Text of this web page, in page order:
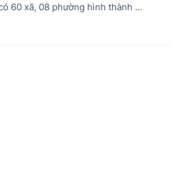
60 xã, 08 phường hình thành ...